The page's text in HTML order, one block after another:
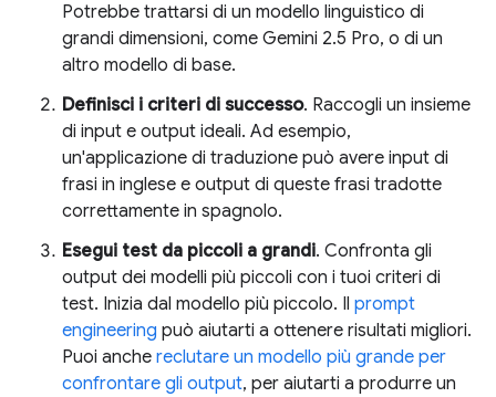
Potrebbe trattarsi di un modello linguistico di
grandi dimensioni, come Gemini 2.5 Pro, o di un
altro modello di base.
Definisci i criteri di successo. Raccogli un insieme
di input e output ideali. Ad esempio,
un'applicazione di traduzione può avere input di
frasi in inglese e output di queste frasi tradotte
correttamente in spagnolo.
Esegui test da piccoli a grandi. Confronta gli
output dei modelli più piccoli con i tuoi criteri di
test. Inizia dal modello più piccolo. Il prompt
engineering può aiutarti a ottenere risultati migliori.
Puoi anche reclutare un modello più grande per
confrontare gli output, per aiutarti a produrre un